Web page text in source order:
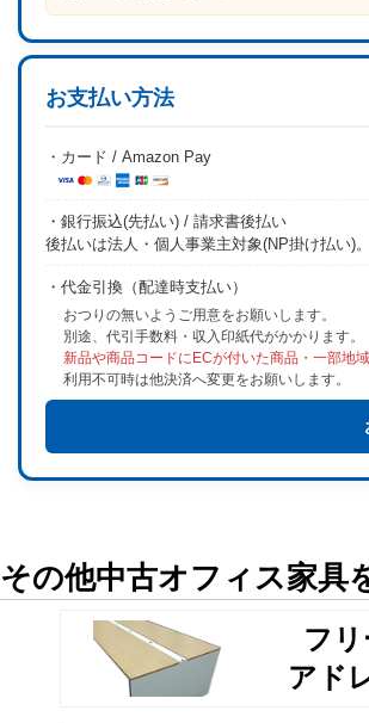
お支払い方法
・カード / Amazon Pay
・銀行振込(先払い) / 請求書後払い
後払いは法人・個人事業主対象(NP掛け払い)。
・代金引換（配達時支払い）
おつりの無いようご用意をお願いします。
別途、代引手数料・収入印紙代がかかります。
新品や商品コードにECが付いた商品・一部地域
利用不可時は他決済へ変更をお願いします。
その他中古オフィス家具
フリ
アド